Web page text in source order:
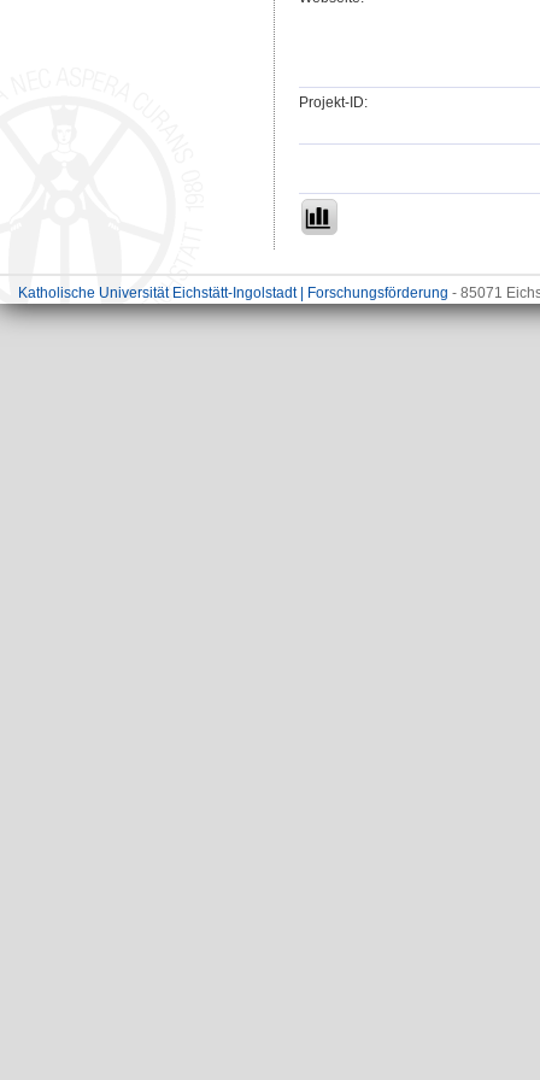
Projekt-ID:
Katholische Universität Eichstätt-Ingolstadt | Forschungsförderung - 85071